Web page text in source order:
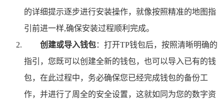
的详细提示逐步进行安装操作，就像按照精准的地图指
引前进一样,确保安装过程顺利完成。
创建或导入钱包：打开TP钱包后，按照清晰明确的
指引，您既可以创建全新的钱包，也可以导入已有的钱
包，在此过程中，务必确保您已经完成钱包的备份工
作，并进行了周全的安全设置，这就如同为您的数字资